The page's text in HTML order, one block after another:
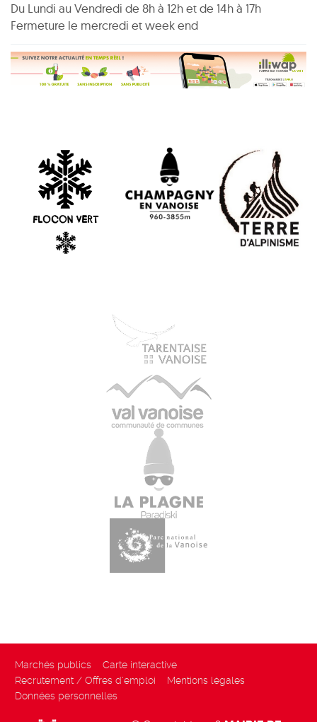
Du Lundi au Vendredi de 8h à 12h et de 14h à 17h
Fermeture le mercredi et week end
Marchés publics
Carte interactive
Recrutement / Offres d'emploi
Mentions légales
Données personnelles